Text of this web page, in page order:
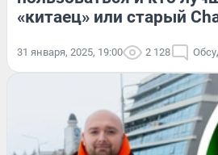
«китаец» или старый
31 января, 2025, 19:00 2 128